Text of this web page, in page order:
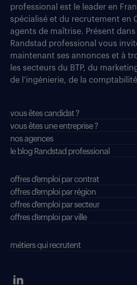
professional est le leader en
spécialisé et du recrutement en
agents de maîtrise. Présent
Randstad professional vous
maintenant ses annonces et à
les secteurs du BTP, du
de l’ingénierie, de la
vous êtes candidat ?
vous êtes une entreprise ?
nos agences
le blog Randstad professional
offres d'emploi par contrat
offres d'emploi par région
offres d'emploi par secteur
offres d’emploi par ville
métiers qui recrutent